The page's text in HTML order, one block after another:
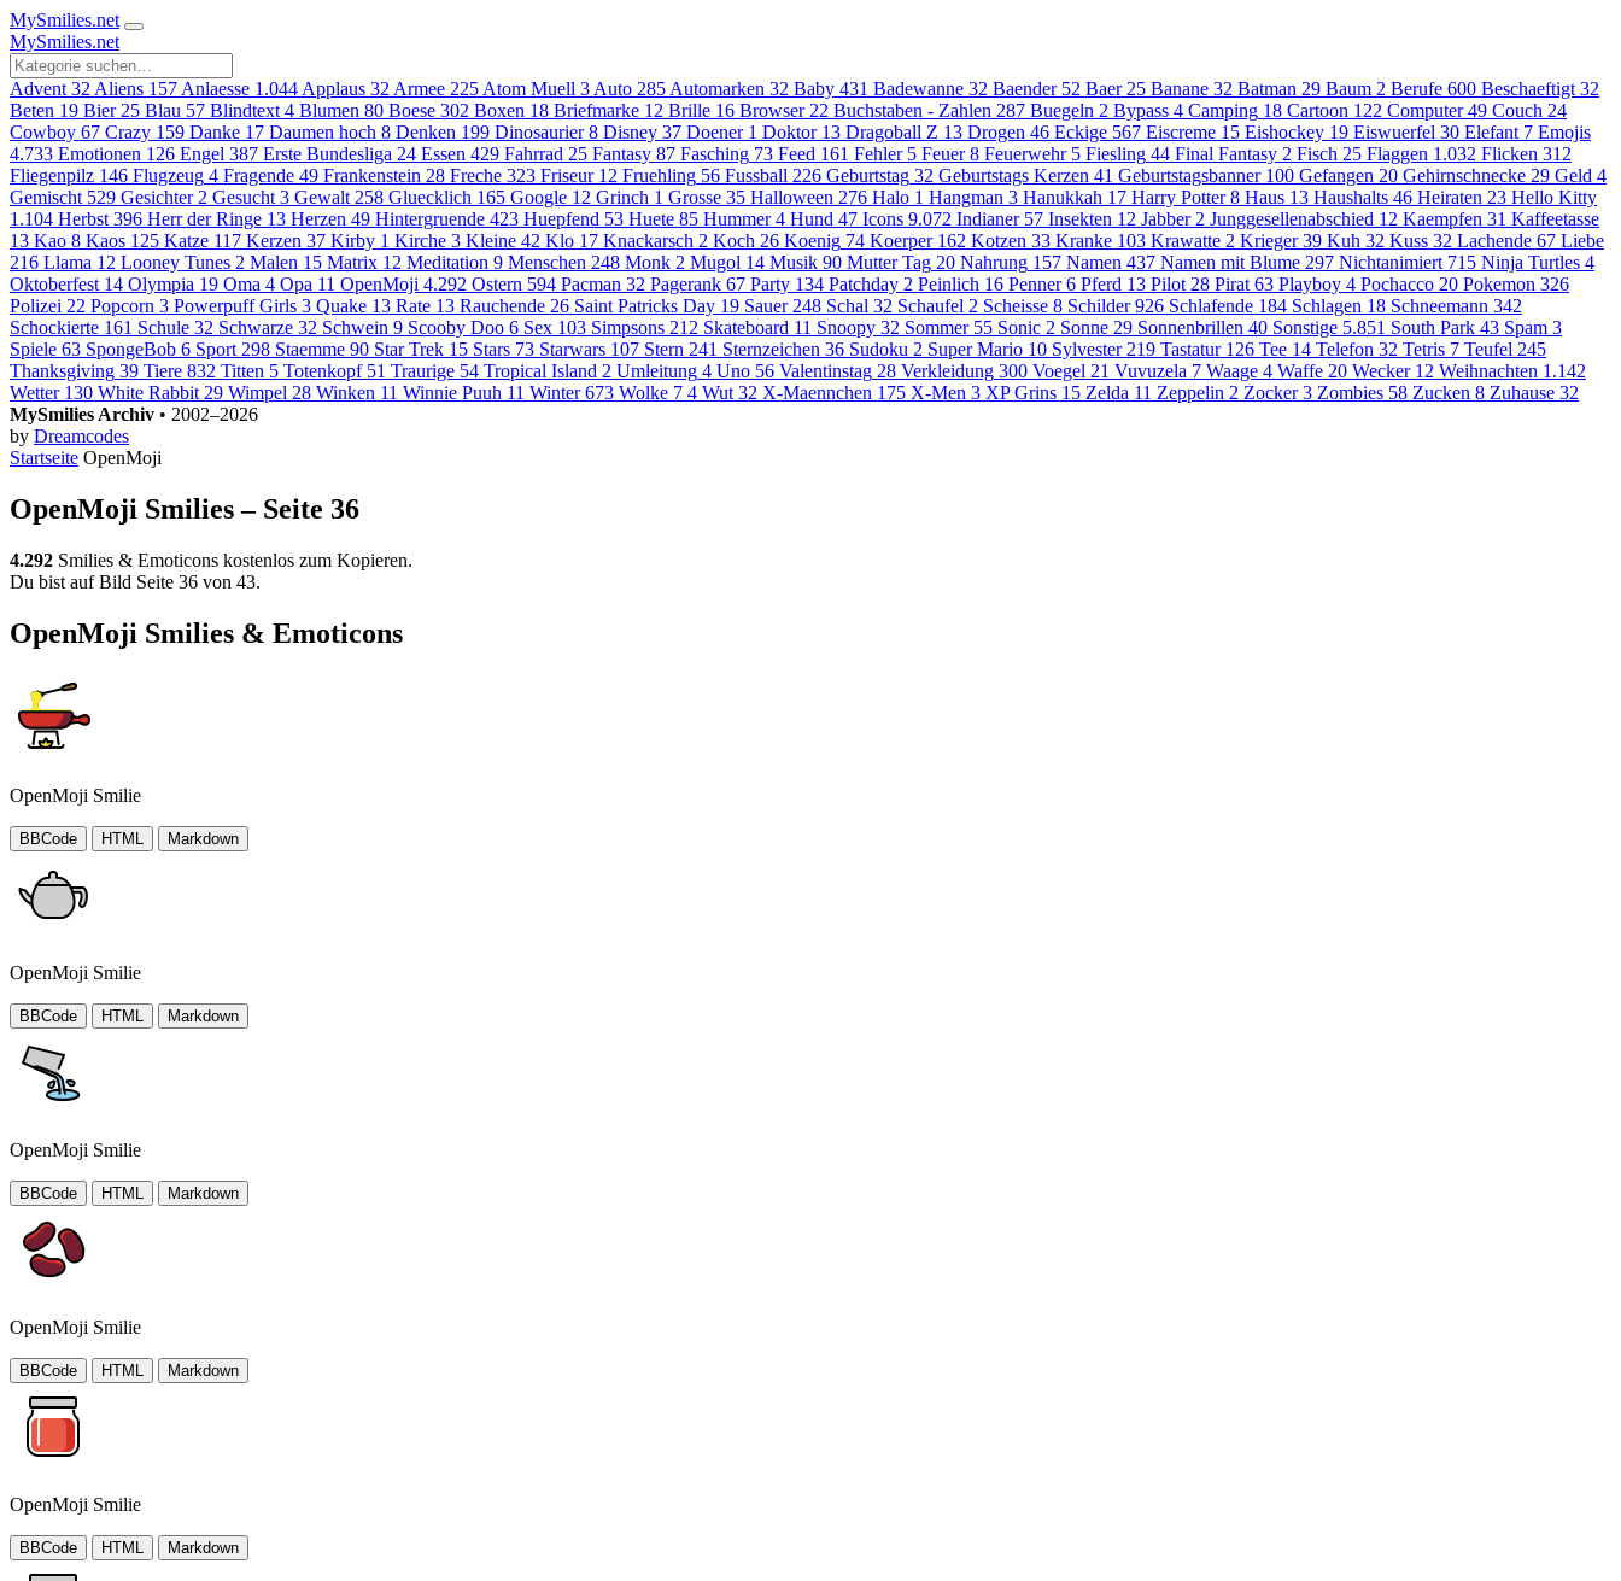
MySmilies.net
MySmilies.net
Advent 32 Aliens 157 Anlaesse 1.044 Applaus 32 Armee 225 Atom Muell 3 Auto 285 Automarken 32 Baby 431 Badewanne 32 Baender 52 Baer 25 Banane 32 Batman 29 Baum 2 Berufe 600 Beschaeftigt 32
Beten 19 Bier 25 Blau 57 Blindtext 4 Blumen 80 Boese 302 Boxen 18 Briefmarke 12 Brille 16 Browser 22 Buchstaben - Zahlen 287 Buegeln 2 Bypass 4 Camping 18 Cartoon 122 Computer 49 Couch 24
Cowboy 67 Crazy 159 Danke 17 Daumen hoch 8 Denken 199 Dinosaurier 8 Disney 37 Doener 1 Doktor 13 Dragoball Z 13 Drogen 46 Eckige 567 Eiscreme 15 Eishockey 19 Eiswuerfel 30 Elefant 7 Emojis
4.733 Emotionen 126 Engel 387 Erste Bundesliga 24 Essen 429 Fahrrad 25 Fantasy 87 Fasching 73 Feed 161 Fehler 5 Feuer 8 Feuerwehr 5 Fiesling 44 Final Fantasy 2 Fisch 25 Flaggen 1.032 Flicken 312
Fliegenpilz 146 Flugzeug 4 Fragende 49 Frankenstein 28 Freche 323 Friseur 12 Fruehling 56 Fussball 226 Geburtstag 32 Geburtstags Kerzen 41 Geburtstagsbanner 100 Gefangen 20 Gehirnschnecke 29 Geld 4
Gemischt 529 Gesichter 2 Gesucht 3 Gewalt 258 Gluecklich 165 Google 12 Grinch 1 Grosse 35 Halloween 276 Halo 1 Hangman 3 Hanukkah 17 Harry Potter 8 Haus 13 Haushalts 46 Heiraten 23 Hello Kitty
1.104 Herbst 396 Herr der Ringe 13 Herzen 49 Hintergruende 423 Huepfend 53 Huete 85 Hummer 4 Hund 47 Icons 9.072 Indianer 57 Insekten 12 Jabber 2 Junggesellenabschied 12 Kaempfen 31 Kaffeetasse
13 Kao 8 Kaos 125 Katze 117 Kerzen 37 Kirby 1 Kirche 3 Kleine 42 Klo 17 Knackarsch 2 Koch 26 Koenig 74 Koerper 162 Kotzen 33 Kranke 103 Krawatte 2 Krieger 39 Kuh 32 Kuss 32 Lachende 67 Liebe
216 Llama 12 Looney Tunes 2 Malen 15 Matrix 12 Meditation 9 Menschen 248 Monk 2 Mugol 14 Musik 90 Mutter Tag 20 Nahrung 157 Namen 437 Namen mit Blume 297 Nichtanimiert 715 Ninja Turtles 4
Oktoberfest 14 Olympia 19 Oma 4 Opa 11 OpenMoji 4.292 Ostern 594 Pacman 32 Pagerank 67 Party 134 Patchday 2 Peinlich 16 Penner 6 Pferd 13 Pilot 28 Pirat 63 Playboy 4 Pochacco 20 Pokemon 326
Polizei 22 Popcorn 3 Powerpuff Girls 3 Quake 13 Rate 13 Rauchende 26 Saint Patricks Day 19 Sauer 248 Schal 32 Schaufel 2 Scheisse 8 Schilder 926 Schlafende 184 Schlagen 18 Schneemann 342
Schockierte 161 Schule 32 Schwarze 32 Schwein 9 Scooby Doo 6 Sex 103 Simpsons 212 Skateboard 11 Snoopy 32 Sommer 55 Sonic 2 Sonne 29 Sonnenbrillen 40 Sonstige 5.851 South Park 43 Spam 3
Spiele 63 SpongeBob 6 Sport 298 Staemme 90 Star Trek 15 Stars 73 Starwars 107 Stern 241 Sternzeichen 36 Sudoku 2 Super Mario 10 Sylvester 219 Tastatur 126 Tee 14 Telefon 32 Tetris 7 Teufel 245
Thanksgiving 39 Tiere 832 Titten 5 Totenkopf 51 Traurige 54 Tropical Island 2 Umleitung 4 Uno 56 Valentinstag 28 Verkleidung 300 Voegel 21 Vuvuzela 7 Waage 4 Waffe 20 Wecker 12 Weihnachten 1.142
Wetter 130 White Rabbit 29 Wimpel 28 Winken 11 Winnie Puuh 11 Winter 673 Wolke 7 4 Wut 32 X-Maennchen 175 X-Men 3 XP Grins 15 Zelda 11 Zeppelin 2 Zocker 3 Zombies 58 Zucken 8 Zuhause 32
MySmilies Archiv • 2002–2026
by Dreamcodes
Startseite OpenMoji
OpenMoji Smilies – Seite 36
4.292 Smilies & Emoticons kostenlos zum Kopieren.
Du bist auf Bild Seite 36 von 43.
OpenMoji Smilies & Emoticons
OpenMoji Smilie
BBCode HTML Markdown
OpenMoji Smilie
BBCode HTML Markdown
OpenMoji Smilie
BBCode HTML Markdown
OpenMoji Smilie
BBCode HTML Markdown
OpenMoji Smilie
BBCode HTML Markdown